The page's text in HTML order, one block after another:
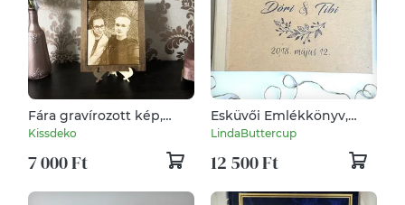
Fára gravírozott kép,
barna kerettel
Kissdeko
7 000 Ft
Esküvői Emlékkönyv,
Vendégkönyv, pajta,
rusztikus, bohém,
zsákvászon, natúr, barna
LindaButtercup
12 500 Ft